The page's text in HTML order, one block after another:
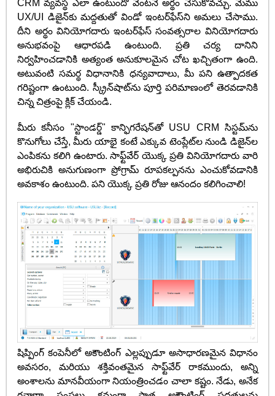
CRM వ్యవస్థ ఎలా ఉంటుందో వెంటనే అర్థం చేసుకోవచ్చు. మేము
UX/UI డిజైన్‌కు మద్దతుతో విండో ఇంటర్‌ఫేస్‌ని అమలు చేసాము.
దీని అర్థం వినియోగదారు ఇంటర్‌ఫేస్ సంవత్సరాల వినియోగదారు
అనుభవంపై ఆధారపడి ఉంటుంది. ప్రతి చర్య దానిని
నిర్వహించడానికి అత్యంత అనుకూలమైన చోట ఖచ్చితంగా ఉంది.
అటువంటి సమర్థ విధానానికి ధన్యవాదాలు, మీ పని ఉత్పాదకత
గరిష్టంగా ఉంటుంది. స్క్రీన్‌షాట్‌ను పూర్తి పరిమాణంలో తెరవడానికి
చిన్న చిత్రంపై క్లిక్ చేయండి.
మీరు కనీసం "స్టాండర్డ్" కాన్ఫిగరేషన్‌తో USU CRM సిస్టమ్‌ను
కొనుగోలు చేస్తే, మీరు యాభై కంటే ఎక్కువ టెంప్లేట్‌ల నుండి డిజైన్‌ల
ఎంపికను కలిగి ఉంటారు. సాఫ్ట్‌వేర్ యొక్క ప్రతి వినియోగదారు వారి
అభిరుచికి అనుగుణంగా ప్రోగ్రామ్ రూపకల్పనను ఎంచుకోవడానికి
అవకాశం ఉంటుంది. పని యొక్క ప్రతి రోజు ఆనందం కలిగించాలి!
షిప్పింగ్ కంపెనీలో అకౌంటింగ్ ఎల్లప్పుడూ అసాధారణమైన విధానం
అవసరం, మరియు శక్తివంతమైన సాఫ్ట్‌వేర్ రాకముందు, అన్ని
అంశాలను మానవీయంగా నియంత్రించడం చాలా కష్టం. నేడు, అనేక